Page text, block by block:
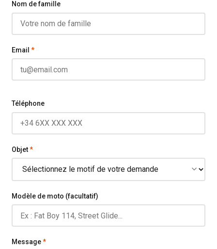
Nom de famille
Email *
Téléphone
Objet*
Modèle de moto (facultatif)
Message*